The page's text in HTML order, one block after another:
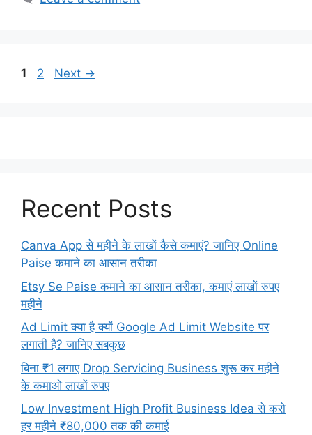
Page
1 Page
2 Next →
Recent Posts
Canva App से महीने के लाखों कैसे कमाएं? जानिए Online
Paise कमाने का आसान तरीका
Etsy Se Paise कमाने का आसान तरीका, कमाएं लाखों रुपए
महीने
Ad Limit क्या है क्यों Google Ad Limit Website पर
लगाती है? जानिए सबकुछ
बिना ₹1 लगाए Drop Servicing Business शुरू कर महीने
के कमाओ लाखों रुपए
Low Investment High Profit Business Idea से करो
हर महीने ₹80,000 तक की कमाई